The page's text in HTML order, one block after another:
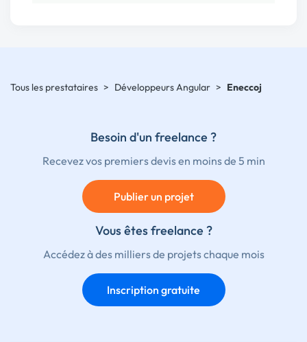
Tous les prestataires > Développeurs Angular > Eneccoj
Besoin d'un freelance ?
Recevez vos premiers devis en moins de 5 min
Publier un projet
Vous êtes freelance ?
Accédez à des milliers de projets chaque mois
Inscription gratuite